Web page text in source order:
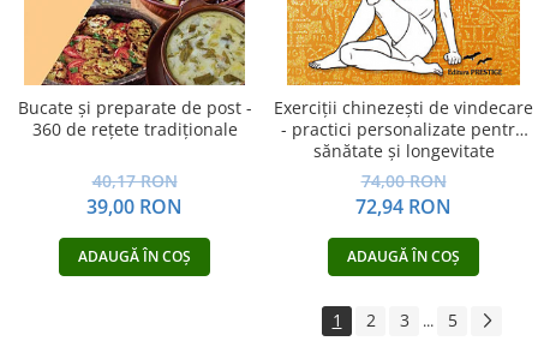
Bucate şi preparate de post -
360 de reţete tradiţionale
40,17 RON
39,00 RON
ADAUGĂ ÎN COȘ
Exerciţii chinezeşti de vindecare
- practici personalizate pentru
sănătate şi longevitate
74,00 RON
72,94 RON
ADAUGĂ ÎN COȘ
1 2 3 ... 5